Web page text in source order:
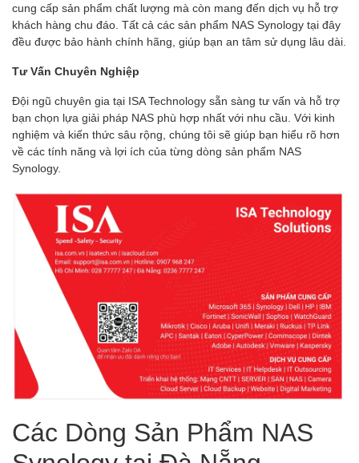
cung cấp sản phẩm chất lượng mà còn mang đến dịch vụ hỗ trợ
khách hàng chu đáo. Tất cả các sản phẩm NAS Synology tại đây
đều được bảo hành chính hãng, giúp bạn an tâm sử dụng lâu dài.
Tư Vấn Chuyên Nghiệp
Đội ngũ chuyên gia tại ISA Technology sẵn sàng tư vấn và hỗ trợ
bạn chọn lựa giải pháp NAS phù hợp nhất với nhu cầu. Với kinh
nghiệm và kiến thức sâu rộng, chúng tôi sẽ giúp bạn hiểu rõ hơn
về các tính năng và lợi ích của từng dòng sản phẩm NAS
Synology.
Các Dòng Sản Phẩm NAS